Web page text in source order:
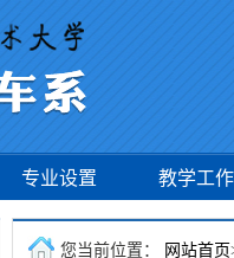
专业设置 教学工作
您当前位置： 网站首页